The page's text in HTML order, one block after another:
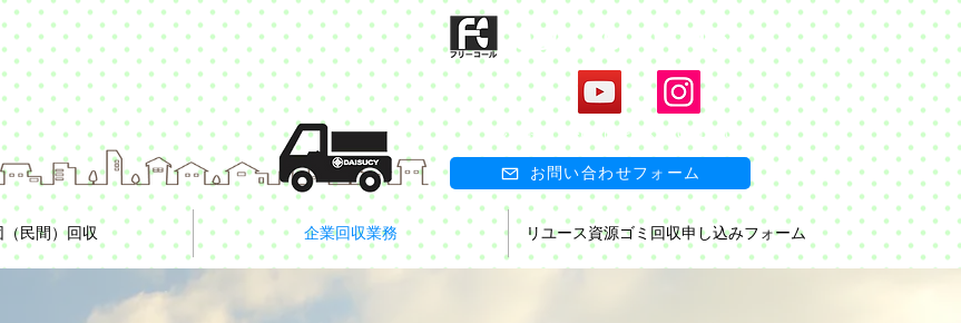
0800-600-1154
受付時間 日祝祭日を除く 9:00-17:00
お問い合わせフォーム
（民間）回収 企業回収業務 リユース資源ゴミ回収申し込みフォーム